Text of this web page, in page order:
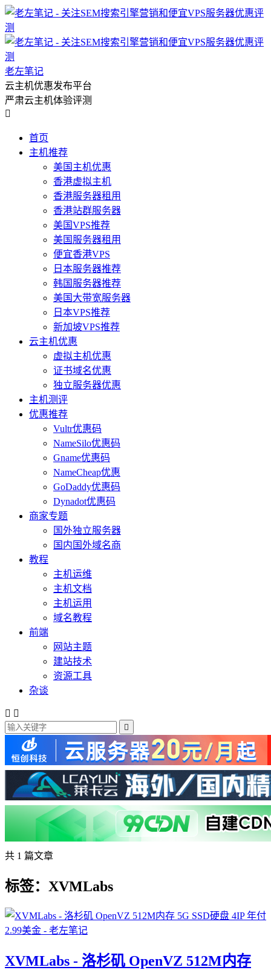
老左笔记
云主机优惠发布平台
严肃云主机体验评测

首页
主机推荐
美国主机优惠
香港虚拟主机
香港服务器租用
香港站群服务器
美国VPS推荐
美国服务器租用
便宜香港VPS
日本服务器推荐
韩国服务器推荐
美国大带宽服务器
日本VPS推荐
新加坡VPS推荐
云主机优惠
虚拟主机优惠
证书域名优惠
独立服务器优惠
主机测评
优惠推荐
Vultr优惠码
NameSilo优惠码
Gname优惠码
NameCheap优惠
GoDaddy优惠码
Dynadot优惠码
商家专题
国外独立服务器
国内国外域名商
教程
主机运维
主机文档
主机运用
域名教程
前端
网站主题
建站技术
资源工具
杂谈
 

共 1 篇文章
标签：XVMLabs
XVMLabs - 洛杉矶 OpenVZ 512M内存